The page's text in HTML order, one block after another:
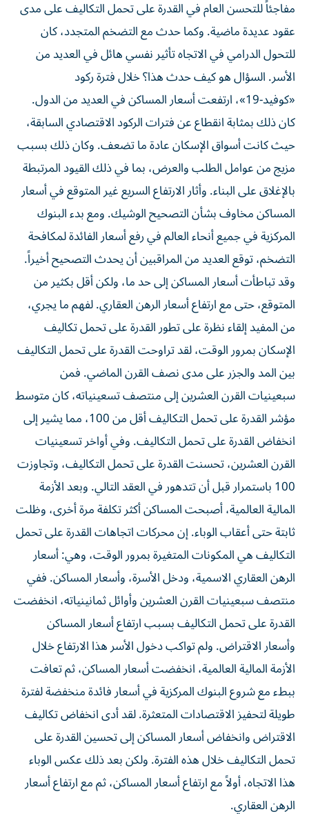
مفاجئاً للتحسن العام في القدرة على تحمل التكاليف على مدى
عقود عديدة ماضية. وكما حدث مع التضخم المتجدد، كان
للتحول الدرامي في الاتجاه تأثير نفسي هائل في العديد من
الأسر. السؤال هو كيف حدث هذا؟ خلال فترة ركود
«كوفيد-19»، ارتفعت أسعار المساكن في العديد من الدول.
كان ذلك بمثابة انقطاع عن فترات الركود الاقتصادي السابقة،
حيث كانت أسواق الإسكان عادة ما تضعف. وكان ذلك بسبب
مزيج من عوامل الطلب والعرض، بما في ذلك القيود المرتبطة
بالإغلاق على البناء. وأثار الارتفاع السريع غير المتوقع في أسعار
المساكن مخاوف بشأن التصحيح الوشيك. ومع بدء البنوك
المركزية في جميع أنحاء العالم في رفع أسعار الفائدة لمكافحة
التضخم، توقع العديد من المراقبين أن يحدث التصحيح أخيراً.
وقد تباطأت أسعار المساكن إلى حد ما، ولكن أقل بكثير من
المتوقع، حتى مع ارتفاع أسعار الرهن العقاري. لفهم ما يجري،
من المفيد إلقاء نظرة على تطور القدرة على تحمل تكاليف
الإسكان بمرور الوقت، لقد تراوحت القدرة على تحمل التكاليف
بين المد والجزر على مدى نصف القرن الماضي. فمن
سبعينيات القرن العشرين إلى منتصف تسعينياته، كان متوسط
​​مؤشر القدرة على تحمل التكاليف أقل من 100، مما يشير إلى
انخفاض القدرة على تحمل التكاليف. وفي أواخر تسعينيات
القرن العشرين، تحسنت القدرة على تحمل التكاليف، وتجاوزت
100 باستمرار قبل أن تتدهور في العقد التالي. وبعد الأزمة
المالية العالمية، أصبحت المساكن أكثر تكلفة مرة أخرى، وظلت
ثابتة حتى أعقاب الوباء. إن محركات اتجاهات القدرة على تحمل
التكاليف هي المكونات المتغيرة بمرور الوقت، وهي: أسعار
الرهن العقاري الاسمية، ودخل الأسرة، وأسعار المساكن. ففي
منتصف سبعينيات القرن العشرين وأوائل ثمانينياته، انخفضت
القدرة على تحمل التكاليف بسبب ارتفاع أسعار المساكن
وأسعار الاقتراض. ولم تواكب دخول الأسر هذا الارتفاع خلال
الأزمة المالية العالمية، انخفضت أسعار المساكن، ثم تعافت
ببطء مع شروع البنوك المركزية في أسعار فائدة منخفضة لفترة
طويلة لتحفيز الاقتصادات المتعثرة. لقد أدى انخفاض تكاليف
الاقتراض وانخفاض أسعار المساكن إلى تحسين القدرة على
تحمل التكاليف خلال هذه الفترة. ولكن بعد ذلك عكس الوباء
هذا الاتجاه، أولاً مع ارتفاع أسعار المساكن، ثم مع ارتفاع أسعار
الرهن العقاري.